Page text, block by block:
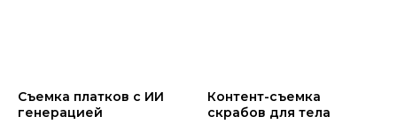
Съемка платков с ИИ
генерацией
Контент-съемка
скрабов для тела